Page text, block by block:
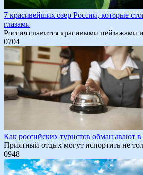
7 красивейших озер России, которые
глазами
Россия славится красивыми пейзажами
0704
Как российских туристов обманывают в
Приятный отдых могут испортить не
0948